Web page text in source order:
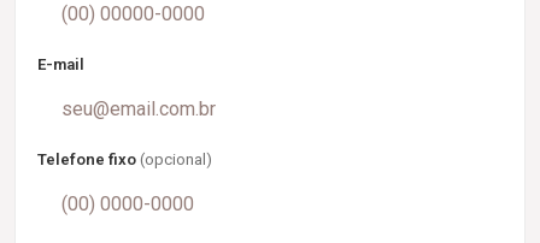
E-mail
Telefone fixo (opcional)